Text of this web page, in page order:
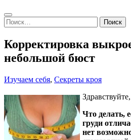
Search
Найти:
Корректировка
небольшой бюст
Изучаем себя, Секреты кроя
Что делать,
груди
нет